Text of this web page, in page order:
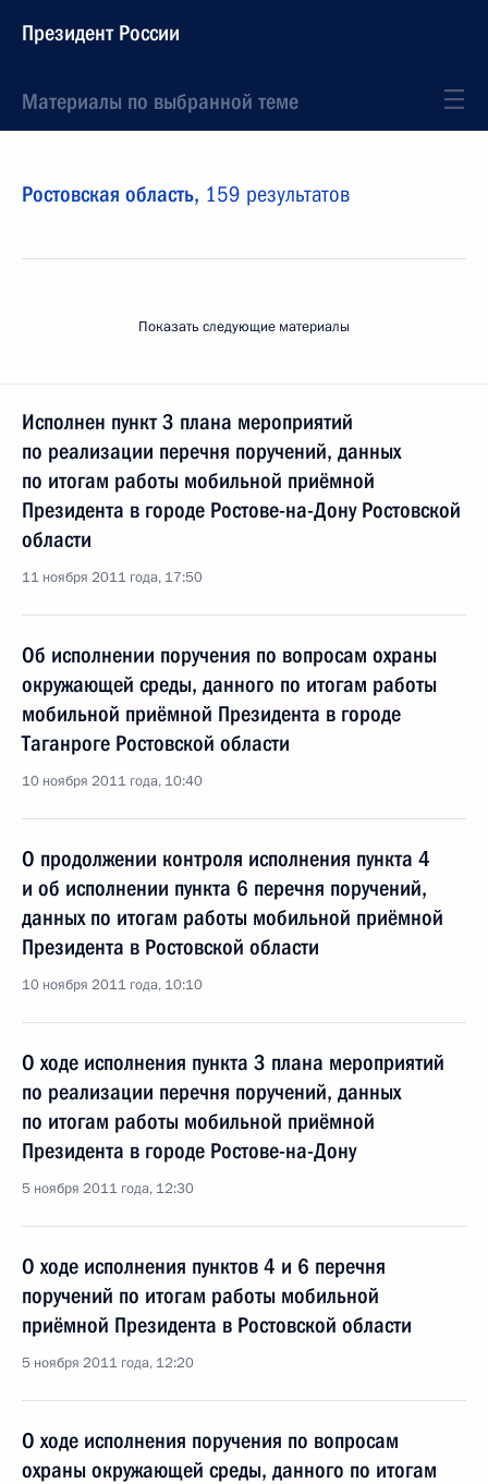
Президент России
Материалы по выбранной теме
Ростовская область, 159 результатов
Показать следующие материалы
Исполнен пункт 3 плана мероприятий
по реализации перечня поручений, данных
по итогам работы мобильной приёмной
Президента в городе Ростове-на-Дону Ростовской
области
11 ноября 2011 года, 17:50
Об исполнении поручения по вопросам охраны
окружающей среды, данного по итогам работы
мобильной приёмной Президента в городе
Таганроге Ростовской области
10 ноября 2011 года, 10:40
О продолжении контроля исполнения пункта 4
и об исполнении пункта 6 перечня поручений,
данных по итогам работы мобильной приёмной
Президента в Ростовской области
10 ноября 2011 года, 10:10
О ходе исполнения пункта 3 плана мероприятий
по реализации перечня поручений, данных
по итогам работы мобильной приёмной
Президента в городе Ростове-на-Дону
5 ноября 2011 года, 12:30
О ходе исполнения пунктов 4 и 6 перечня
поручений по итогам работы мобильной
приёмной Президента в Ростовской области
5 ноября 2011 года, 12:20
О ходе исполнения поручения по вопросам
охраны окружающей среды, данного по итогам